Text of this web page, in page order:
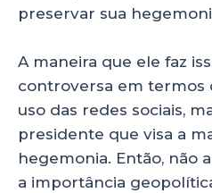
preservar sua
A maneira que ele faz
controversa em termos
uso das redes sociais,
presidente que visa a
hegemonia. Então, não
a importância